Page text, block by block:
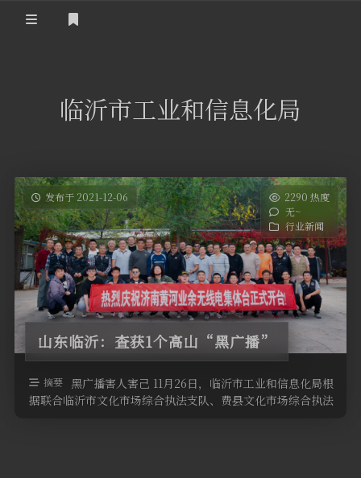
黄河事务
关于黄河
黄河使命
黄河新闻
政策法规
活动竞赛
行业新闻
无线电资料
BA4II
图文教程
视频资料
HAM技巧
软件
器材专区
车载类别
摩托车
编号申请
黄河直播
编号查询
临沂市工业和信息化局
发布于 2021-12-06
2290 热度
无~
行业新闻
山东临沂：查获1个高山“黑广播”
摘要 黑广播害人害己 11月26日，临沂市工业和信息化局根
据联合临沂市文化市场综合执法支队、费县文化市场综合执法